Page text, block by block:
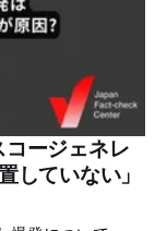
超える。 同様
イオンモール」
組み合わせてソー
投稿数は8月5日
んどはXだ。 こ
ス爆発には見えな
ですよ」など、投
「デマまたは不確
の指摘
ージェネレ
ていない」